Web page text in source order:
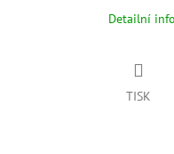
Detailní
TISK